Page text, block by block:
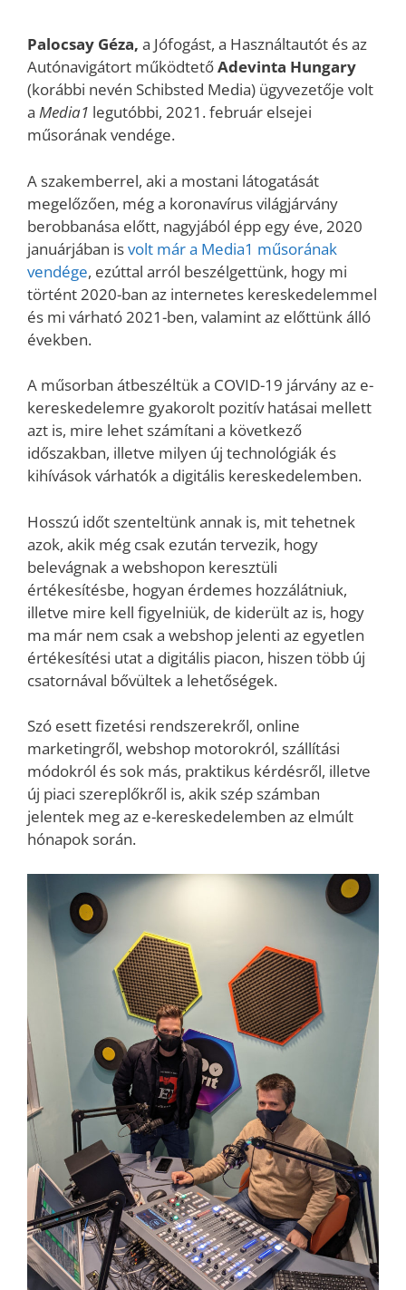
Palocsay Géza, a Jófogást, a Használtautót és az
Autónavigátort működtetőAdevinta Hungary
(korábbi nevén Schibsted Media) ügyvezetője volt
a Media1 legutóbbi, 2021. február elsejei
műsorának vendége.
A szakemberrel, aki a mostani látogatását
megelőzően, még a koronavírus világjárvány
berobbanása előtt, nagyjából épp egy éve, 2020
januárjában isvolt már a Media1 műsorának
vendége, ezúttal arról beszélgettünk, hogy mi
történt 2020-ban az internetes kereskedelemmel
és mi várható 2021-ben, valamint az előttünk álló
években.
A műsorban átbeszéltük a COVID-19 járvány az e-
kereskedelemre gyakorolt pozitív hatásai mellett
azt is, mire lehet számítani a következő
időszakban, illetve milyen új technológiák és
kihívások várhatók a digitális kereskedelemben.
Hosszú időt szenteltünk annak is, mit tehetnek
azok, akik még csak ezután tervezik, hogy
belevágnak a webshopon keresztüli
értékesítésbe, hogyan érdemes hozzálátniuk,
illetve mire kell figyelniük, de kiderült az is, hogy
ma már nem csak a webshop jelenti az egyetlen
értékesítési utat a digitális piacon, hiszen több új
csatornával bővültek a lehetőségek.
Szó esett fizetési rendszerekről, online
marketingről, webshop motorokról, szállítási
módokról és sok más, praktikus kérdésről, illetve
új piaci szereplőkről is, akik szép számban
jelentek meg az e-kereskedelemben az elmúlt
hónapok során.